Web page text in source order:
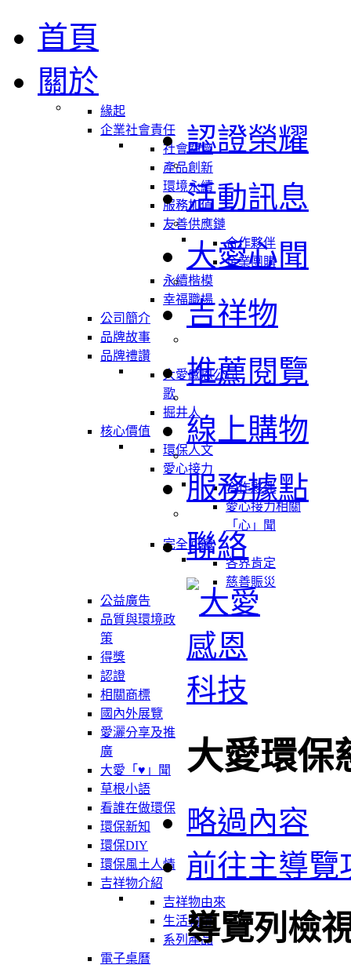
首頁
關於
緣起
企業社會責任
社會關懷
產品創新
環境永續
服務加值
友善供應鏈
合作夥伴
企業團購
永續楷模
幸福職場
公司簡介
品牌故事
品牌禮讚
大愛感恩公司
歌
掘井人
核心價值
環保人文
愛心接力
合作夥伴
愛心接力相關
「心」聞
完全回饋
各界肯定
慈善賑災
公益廣告
品質與環境政
策
認證榮耀
得獎
認證
相關商標
活動訊息
國內外展覽
愛灑分享及推
廣
大愛心聞
大愛「♥」聞
草根小語
看誰在做環保
環保新知
環保DIY
環保風土人情
吉祥物
吉祥物介紹
吉祥物由來
生活軌跡
系列產品
電子桌曆
推薦閱覽
線上購物
服務據點
聯絡
大愛環保
略過內容
前往主導覽
導覽列檢